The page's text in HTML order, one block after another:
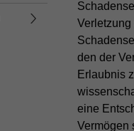
den der
Erlaubnis
eine
Vermögen